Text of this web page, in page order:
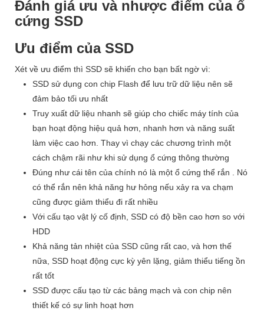
Đánh giá ưu và nhược điểm của ổ
cứng SSD
Ưu điểm của SSD
Xét về ưu điểm thì SSD sẽ khiến cho bạn bất ngờ vì:
SSD sử dụng con chip Flash để lưu trữ dữ liệu nên sẽ
đảm bảo tối ưu nhất
Truy xuất dữ liệu nhanh sẽ giúp cho chiếc máy tính của
bạn hoạt động hiệu quả hơn, nhanh hơn và năng suất
làm việc cao hơn. Thay vì chạy các chương trình một
cách chậm rãi như khi sử dụng ổ cứng thông thường
Đúng như cái tên của chính nó là một ổ cứng thể rắn . Nó
có thể rắn nên khả năng hư hỏng nếu xảy ra va chạm
cũng được giảm thiểu đi rất nhiều
Với cấu tạo vật lý cố định, SSD có độ bền cao hơn so với
HDD
Khả năng tản nhiệt của SSD cũng rất cao, và hơn thế
nữa, SSD hoạt động cực kỳ yên lặng, giảm thiểu tiếng ồn
rất tốt
SSD được cấu tạo từ các bảng mạch và con chip nên
thiết kế có sự linh hoạt hơn